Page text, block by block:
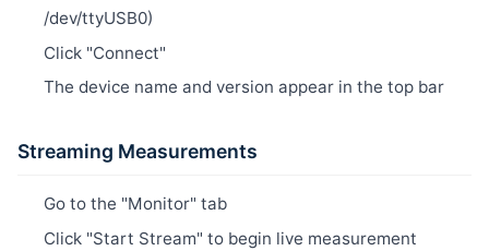
/dev/ttyUSB0)
Click "Connect"
The device name and version appear in the top bar
Streaming Measurements
Go to the "Monitor" tab
Click "Start Stream" to begin live measurement